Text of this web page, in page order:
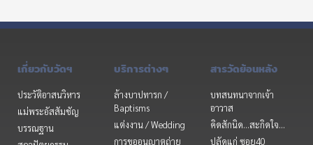
เกี่ยวกับวัดฯ
ประวัติอาสนวิหาร
แม่พระอัสสัมชัญ
บรรณฐาน
บริการต่างๆ
ล้างบาปทารก /
Baptisms
แต่งงาน / Wedding
การขออนุญาตถ่าย
สารวัดย้อนหลัง
บทสนทนาจากเจ้า
อาวาส
คิดสักนิด...สะกิดใจ...
ปลัดแก่ ซอย40